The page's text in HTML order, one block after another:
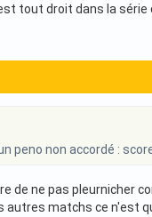
tout droit dans la série
peno non accordé :
de ne pas pleurnicher
autres matchs ce n'est